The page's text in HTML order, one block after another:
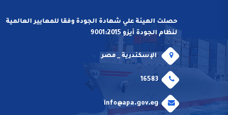
حصلت الهيئة علي شهادة الجودة وفقا للمعايير العالمية
لنظام الجودة أيزو 9001:2015
الإسكندرية _ مصر
16583
info@apa.gov.eg